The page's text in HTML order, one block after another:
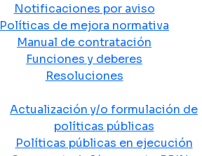
Notificaciones por aviso
Políticas de mejora normativa
Manual de contratación
Funciones y deberes
Resoluciones
Actualización y/o formulación de
políticas públicas
Políticas públicas en ejecución